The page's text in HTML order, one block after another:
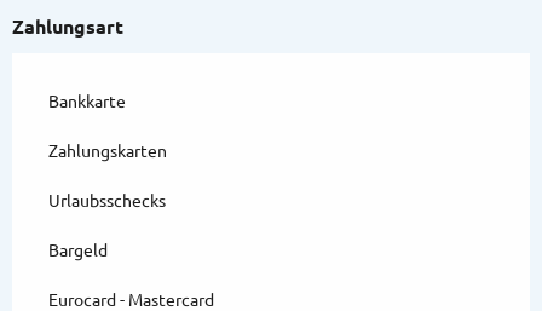
Zahlungsart
Bankkarte
Zahlungskarten
Urlaubsschecks
Bargeld
Eurocard - Mastercard